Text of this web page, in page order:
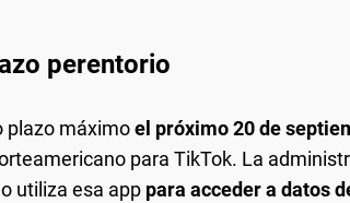
perentorio
plazo máximoel próximo 20 de
para TikTok. La
utiliza esa app para acceder a datos